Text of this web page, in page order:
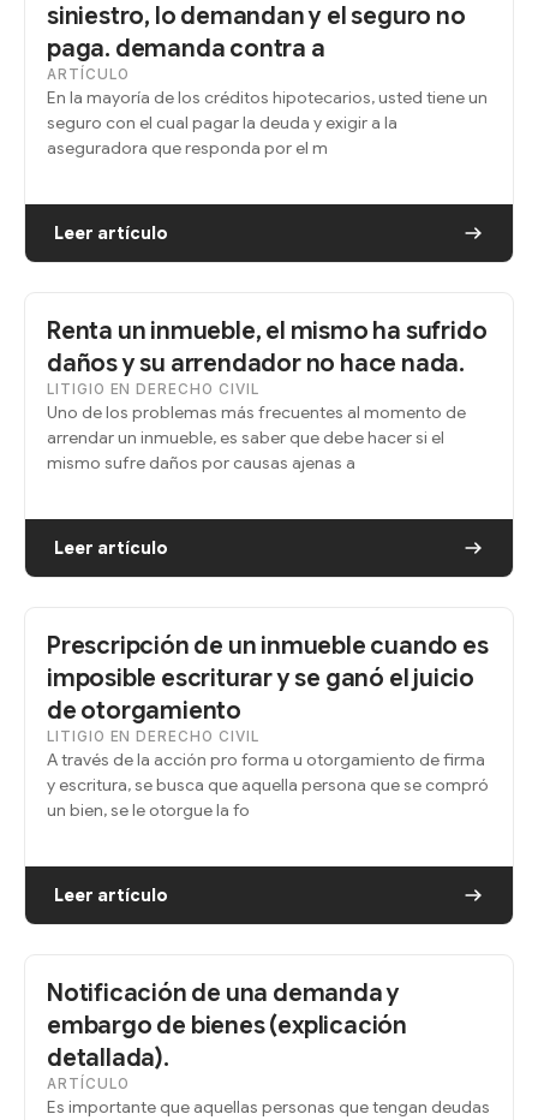
siniestro, lo demandan y el seguro no
paga. demanda contra a
ARTÍCULO
En la mayoría de los créditos hipotecarios, usted tiene un
seguro con el cual pagar la deuda y exigir a la
aseguradora que responda por el m
Leer artículo
Renta un inmueble, el mismo ha sufrido
daños y su arrendador no hace nada.
LITIGIO EN DERECHO CIVIL
Uno de los problemas más frecuentes al momento de
arrendar un inmueble, es saber que debe hacer si el
mismo sufre daños por causas ajenas a
Leer artículo
Prescripción de un inmueble cuando es
imposible escriturar y se ganó el juicio
de otorgamiento
LITIGIO EN DERECHO CIVIL
A través de la acción pro forma u otorgamiento de firma
y escritura, se busca que aquella persona que se compró
un bien, se le otorgue la fo
Leer artículo
Notificación de una demanda y
embargo de bienes (explicación
detallada).
ARTÍCULO
Es importante que aquellas personas que tengan deudas